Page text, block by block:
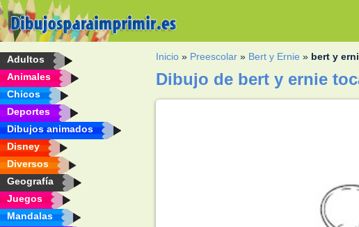
Adultos
Animales
Chicos
Deportes
Dibujos animados
Disney
Diversos
Geografía
Juegos
Mandalas
Inicio » Preescolar » Bert y Ernie » bert y
Dibujo de bert y ernie